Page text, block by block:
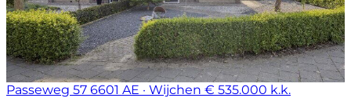
Passeweg 57 6601 AE · Wijchen € 535.000 k.k.